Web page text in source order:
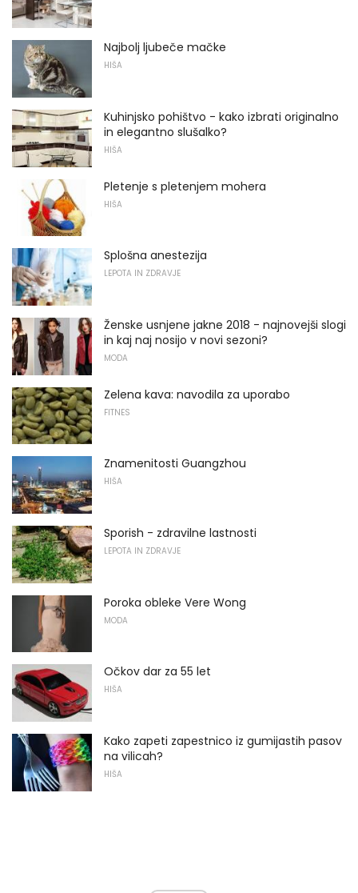
Najbolj ljubeče mačke
HIŠA
Kuhinjsko pohištvo - kako izbrati originalno
in elegantno slušalko?
HIŠA
Pletenje s pletenjem mohera
HIŠA
Splošna anestezija
LEPOTA IN ZDRAVJE
Ženske usnjene jakne 2018 - najnovejši slogi
in kaj naj nosijo v novi sezoni?
MODA
Zelena kava: navodila za uporabo
FITNES
Znamenitosti Guangzhou
HIŠA
Sporish - zdravilne lastnosti
LEPOTA IN ZDRAVJE
Poroka obleke Vere Wong
MODA
Očkov dar za 55 let
HIŠA
Kako zapeti zapestnico iz gumijastih pasov
na vilicah?
HIŠA